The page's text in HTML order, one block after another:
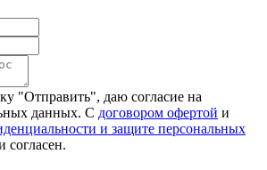
"Отправить", даю согласие на
данных. С договором офертой и
и защите персональных
согласен.